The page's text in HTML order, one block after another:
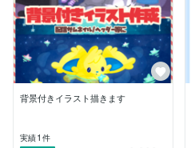
背景付きイラスト描きます
実績1 件